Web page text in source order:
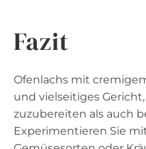
Fazit
Ofenlachs mit
und vielseitiges
zuzubereiten als auch
Experimentieren Sie